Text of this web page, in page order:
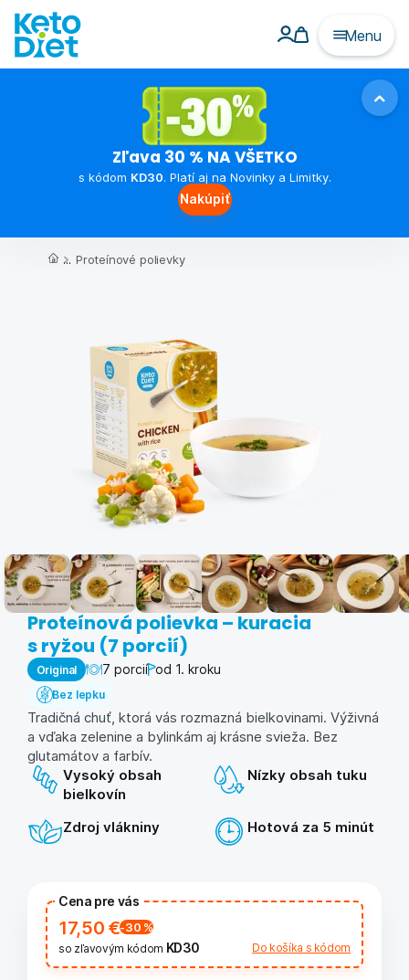
Menu
Zľava 30 % NA VŠETKO
s kódom KD30. Platí aj na Novinky a Limitky.
Nakúpiť
... Proteínové polievky
Proteínová polievka – kuracia
s ryžou (7 porcií)
Original 7 porcií od 1. kroku
Bez lepku
Tradičná chuť, ktorá vás rozmazná bielkovinami. Výživná
a vďaka zelenine a bylinkám aj krásne svieža. Bez
glutamátov a farbív.
Vysoký obsah
bielkovín
Nízky obsah tuku
Zdroj vlákniny Hotová za 5 minút
Cena pre vás
17,50 €-30 %
so zľavovým kódom KD30 Do košíka s kódom